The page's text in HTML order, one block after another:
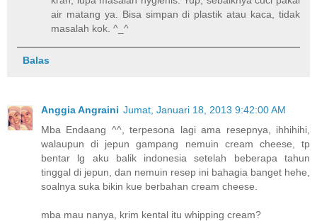
air matang ya. Bisa simpan di plastik atau kaca, tidak
masalah kok. ^_^
Balas
Anggia Angraini Jumat, Januari 18, 2013 9:42:00 AM
Mba Endaang ^^, terpesona lagi ama resepnya, ihhihihi,
walaupun di jepun gampang nemuin cream cheese, tp
bentar lg aku balik indonesia setelah beberapa tahun
tinggal di jepun, dan nemuin resep ini bahagia banget hehe,
soalnya suka bikin kue berbahan cream cheese.
mba mau nanya, krim kental itu whipping cream?